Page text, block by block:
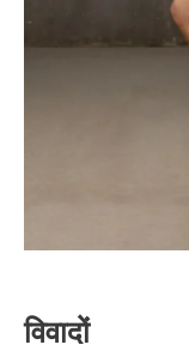
विवादों